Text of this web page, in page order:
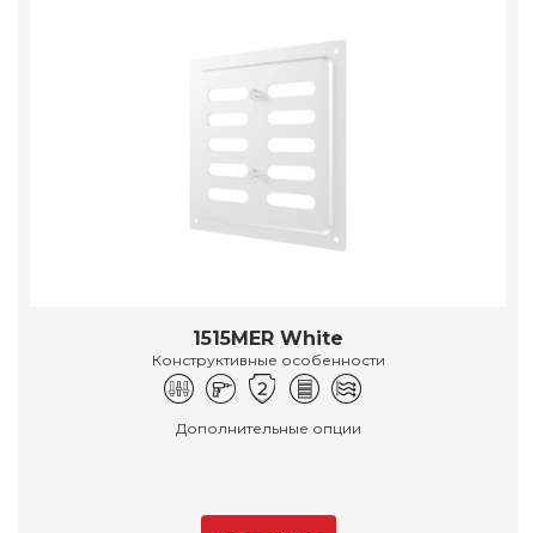
1515MER White
Конструктивные особенности
Дополнительные опции